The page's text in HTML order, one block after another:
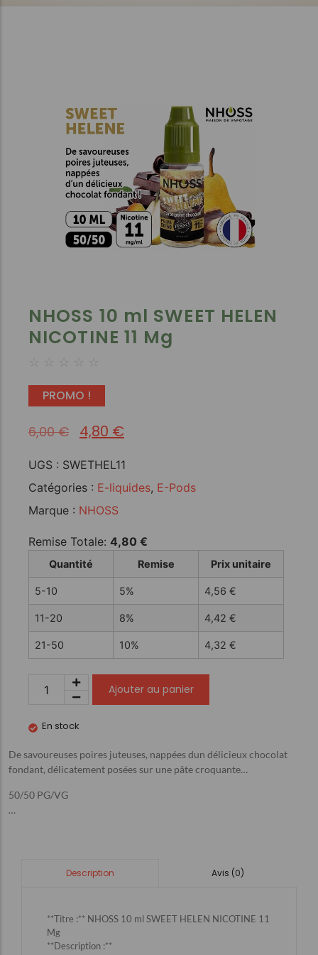
NHOSS 10 ml SWEET HELEN
NICOTINE 11 Mg
☆ ☆ ☆ ☆ ☆
PROMO !
6,00€ 4,80 €
UGS : SWETHEL11
Catégories : E-liquides, E-Pods
Marque : NHOSS
Remise Totale: 4,80 €
Quantité Remise Prix unitaire
5-10 5% 4,56 €
11-20 8% 4,42 €
21-50 10% 4,32 €
Ajouter au panier
En stock
De savoureuses poires juteuses, nappées dun délicieux chocolat
fondant, délicatement posées sur une pâte croquante…
50/50 PG/VG
…
Description Avis (0)
**Titre :** NHOSS 10 ml SWEET HELEN NICOTINE 11
Mg
**Description :**